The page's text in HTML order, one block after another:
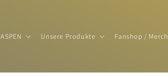
ASPEN Unsere Produkte Fanshop / Merch